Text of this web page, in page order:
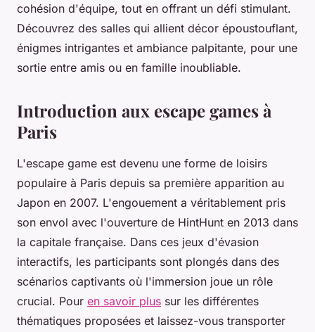
cohésion d'équipe, tout en offrant un défi stimulant.
Découvrez des salles qui allient décor époustouflant,
énigmes intrigantes et ambiance palpitante, pour une
sortie entre amis ou en famille inoubliable.
Introduction aux escape games à
Paris
L'escape game est devenu une forme de loisirs
populaire à Paris depuis sa première apparition au
Japon en 2007. L'engouement a véritablement pris
son envol avec l'ouverture de HintHunt en 2013 dans
la capitale française. Dans ces jeux d'évasion
interactifs, les participants sont plongés dans des
scénarios captivants où l'immersion joue un rôle
crucial. Pour en savoir plus sur les différentes
thématiques proposées et laissez-vous transporter